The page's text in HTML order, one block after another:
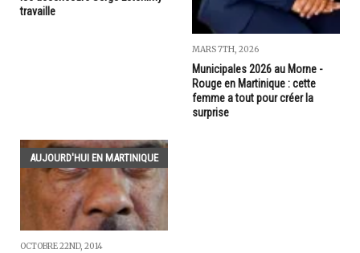
travaille
MARS 7TH, 2026
Municipales 2026 au Morne -
Rouge en Martinique : cette
femme a tout pour créer la
surprise
AUJOURD'HUI EN MARTINIQUE
OCTOBRE 22ND, 2014